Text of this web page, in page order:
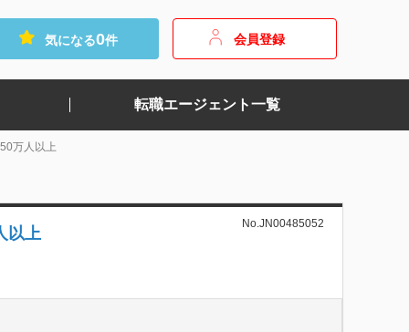
気になる0件 会員登録
転職エージェント一覧
万人以上
以上
No.JN00485052